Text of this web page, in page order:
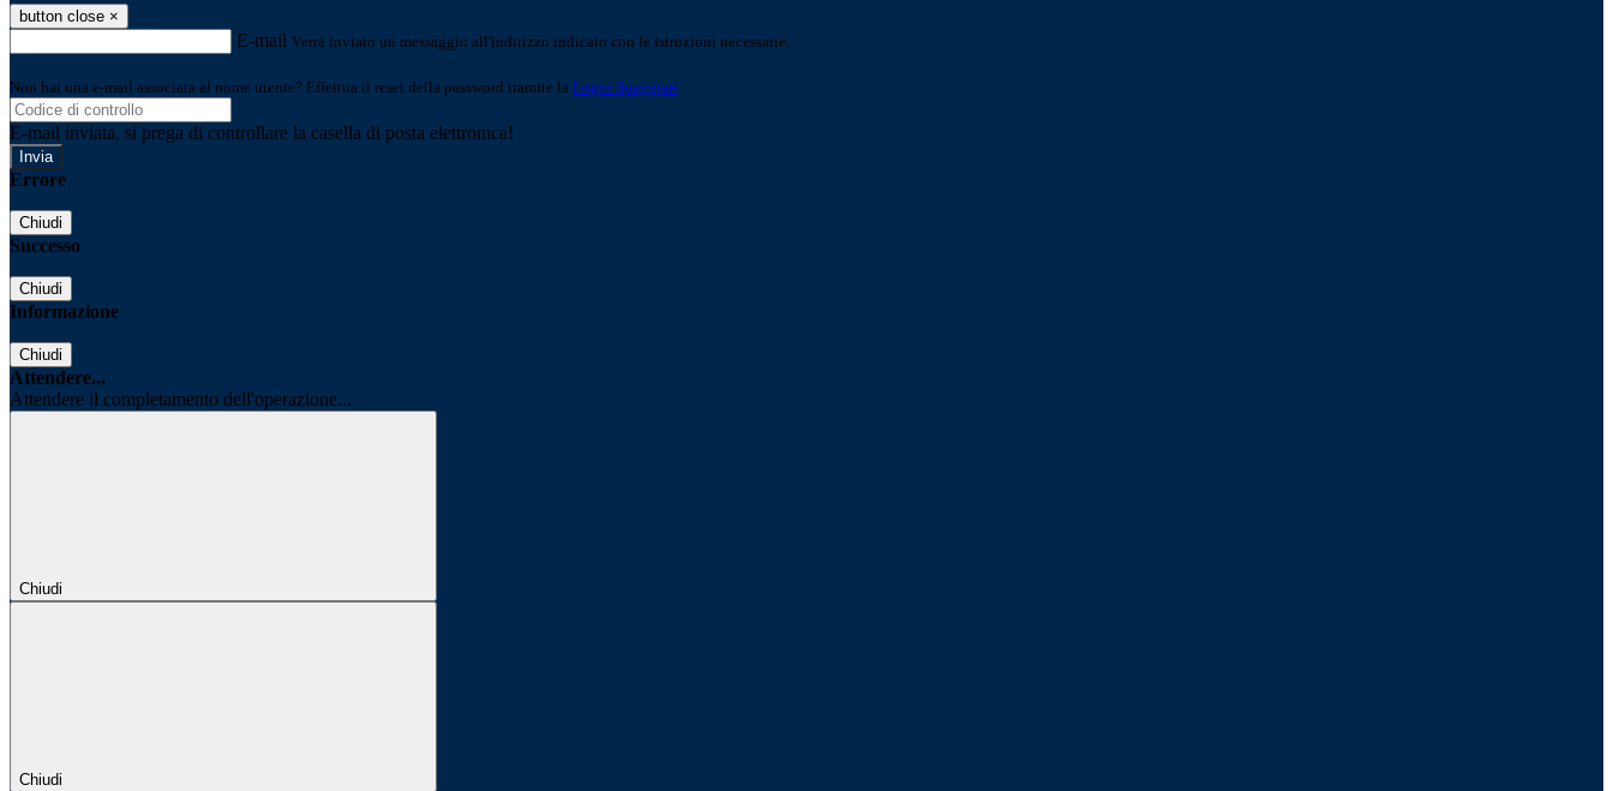
button close ×
E-mail Verrà inviato un messaggio all'indirizzo indicato con le istruzioni necessarie.
Non hai una e-mail associata al nome utente? Effettua il reset della password tramite la Login Spaggiari
E-mail inviata, si prega di controllare la casella di posta elettronica!
Errore
Chiudi
Successo
Chiudi
Informazione
Chiudi
Attendere...
Attendere il completamento dell'operazione...
Chiudi
Chiudi